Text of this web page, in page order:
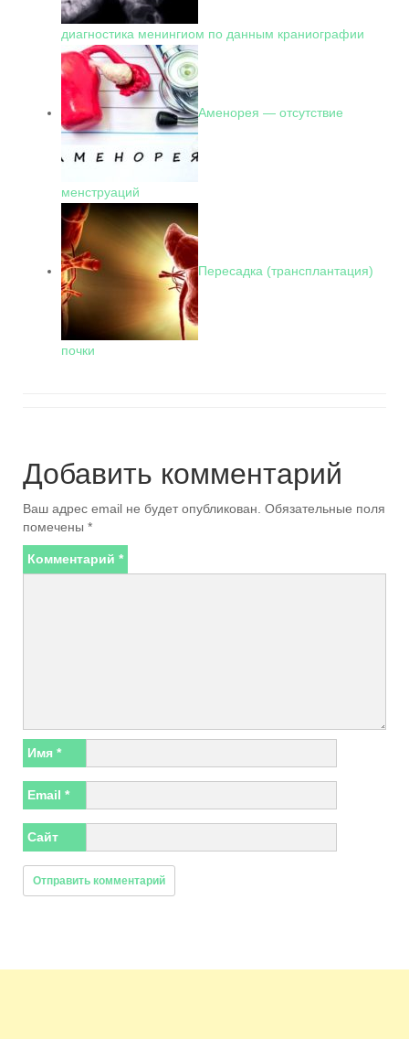
диагностика менингиом по данным краниографии
Аменорея — отсутствие
менструаций
Пересадка (трансплантация)
почки
Добавить комментарий
Ваш адрес email не будет опубликован. Обязательные поля
помечены *
Комментарий *
Имя *
Email *
Сайт